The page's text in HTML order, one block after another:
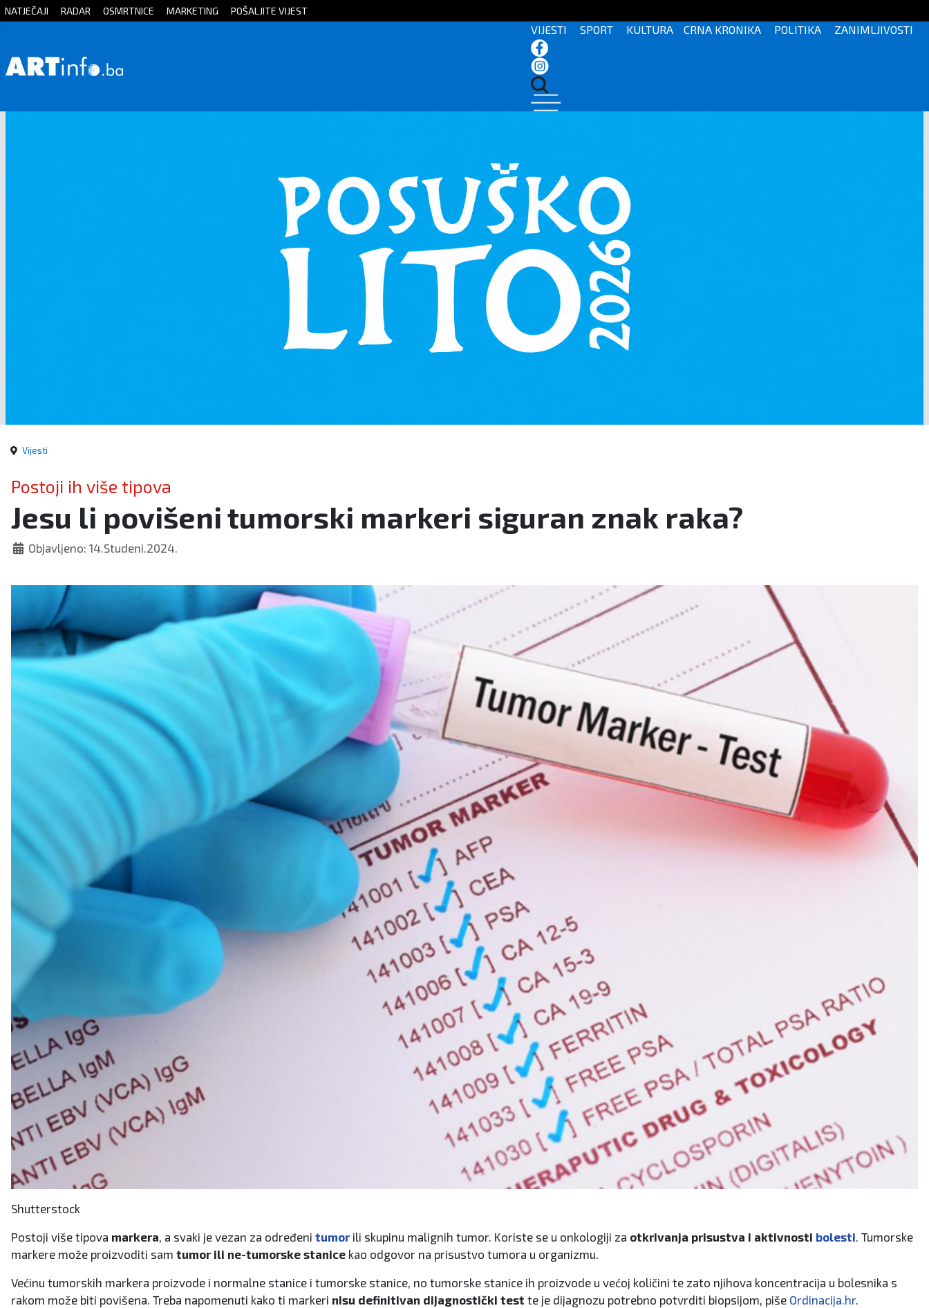
Početna
NATJEČAJI RADAR OSMRTNICE MARKETING POŠALJITE VIJEST
VIJESTI SPORT KULTURA CRNA KRONIKA POLITIKA ZANIMLJIVOSTI
Vijesti
Postoji ih više tipova
Jesu li povišeni tumorski markeri siguran znak raka?
Objavljeno: 14.Studeni.2024.
Shutterstock
Postoji više tipova markera, a svaki je vezan za određeni tumor ili skupinu malignih tumor. Koriste se u onkologiji za otkrivanja prisustva i aktivnosti bolesti. Tumorske
markere može proizvoditi sam tumor ili ne-tumorske stanice kao odgovor na prisustvo tumora u organizmu.
Većinu tumorskih markera proizvode i normalne stanice i tumorske stanice, no tumorske stanice ih proizvode u većoj količini te zato njihova koncentracija u bolesnika s
rakom može biti povišena. Treba napomenuti kako ti markeri nisu definitivan dijagnostički test te je dijagnozu potrebno potvrditi biopsijom, piše Ordinacija.hr.